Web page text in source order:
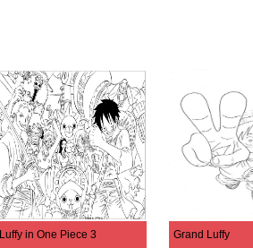
Luffy in One Piece 3 Grand Luffy